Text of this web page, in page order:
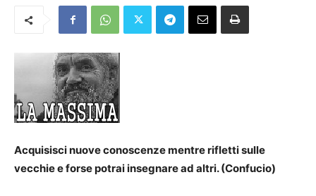
Acquisisci nuove conoscenze mentre rifletti sulle
vecchie e forse potrai insegnare ad altri. (Confucio)